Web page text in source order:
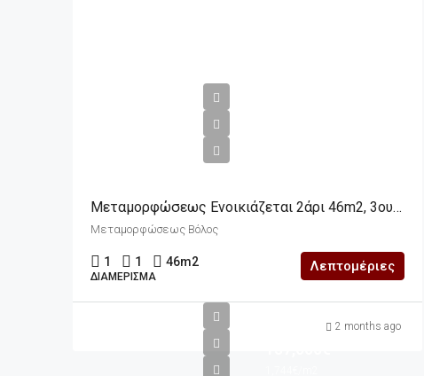
Μεταμορφώσεως Ενοικιάζεται 2άρι 46m2, 3ου Ορόφου
Μεταμορφώσεως Βόλος
1 1 46m2
ΔΙΑΜΈΡΙΣΜΑ
Λεπτομέριες
2 months ago